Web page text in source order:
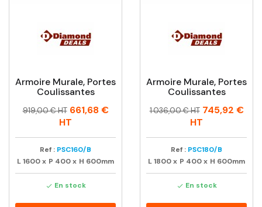
Armoire Murale, Portes
Coulissantes
Prix
Prix
919,00 € HT 661,68 €
HT
Ref : PSC160/B
L1600x P 400x H 600mm
 En stock
Armoire Murale, Portes
Coulissantes
Prix
Prix
1 036,00 € HT 745,92 €
HT
Ref : PSC180/B
L1800x P 400x H 600mm
 En stock